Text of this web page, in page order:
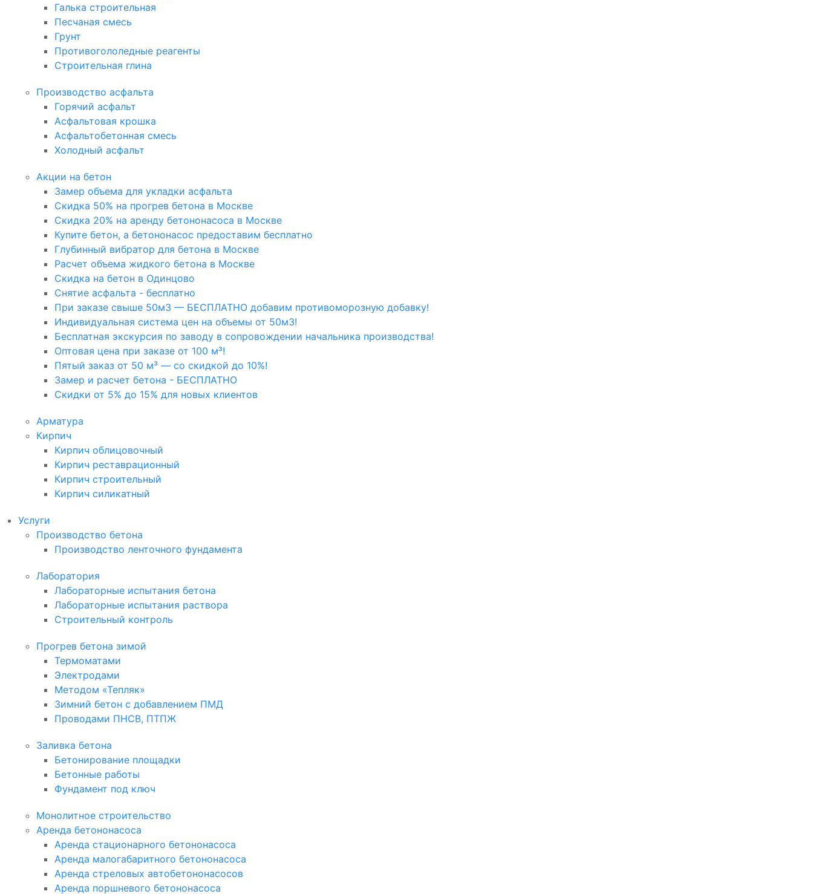
Галька строительная
Песчаная смесь
Грунт
Противогололедные реагенты
Строительная глина
Производство асфальта
Горячий асфальт
Асфальтовая крошка
Асфальтобетонная смесь
Холодный асфальт
Акции на бетон
Замер объема для укладки асфальта
Скидка 50% на прогрев бетона в Москве
Скидка 20% на аренду бетононасоса в Москве
Купите бетон, а бетононасос предоставим бесплатно
Глубинный вибратор для бетона в Москве
Расчет объема жидкого бетона в Москве
Скидка на бетон в Одинцово
Снятие асфальта - бесплатно
При заказе свыше 50м3 — БЕСПЛАТНО добавим противоморозную добавку!
Индивидуальная система цен на объемы от 50м3!
Бесплатная экскурсия по заводу в сопровождении начальника производства!
Оптовая цена при заказе от 100 м³!
Пятый заказ от 50 м³ — со скидкой до 10%!
Замер и расчет бетона - БЕСПЛАТНО
Скидки от 5% до 15% для новых клиентов
Арматура
Кирпич
Кирпич облицовочный
Кирпич реставрационный
Кирпич строительный
Кирпич силикатный
Услуги
Производство бетона
Производство ленточного фундамента
Лаборатория
Лабораторные испытания бетона
Лабораторные испытания раствора
Строительный контроль
Прогрев бетона зимой
Термоматами
Электродами
Методом «Тепляк»
Зимний бетон с добавлением ПМД
Проводами ПНСВ, ПТПЖ
Заливка бетона
Бетонирование площадки
Бетонные работы
Фундамент под ключ
Монолитное строительство
Аренда бетононасоса
Аренда стационарного бетононасоса
Аренда малогабаритного бетононасоса
Аренда стреловых автобетононасосов
Аренда поршневого бетононасоса